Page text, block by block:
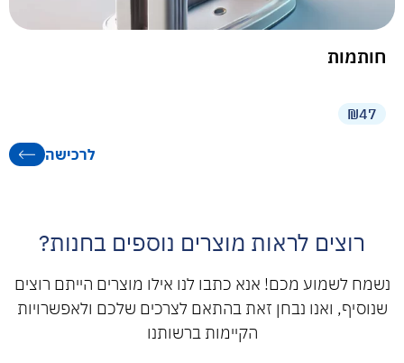
חותמות
₪47
לרכישה
רוצים לראות מוצרים נוספים בחנות?
נשמח לשמוע מכם! אנא כתבו לנו אילו מוצרים הייתם רוצים
שנוסיף, ואנו נבחן זאת בהתאם לצרכים שלכם ולאפשרויות
הקיימות ברשותנו